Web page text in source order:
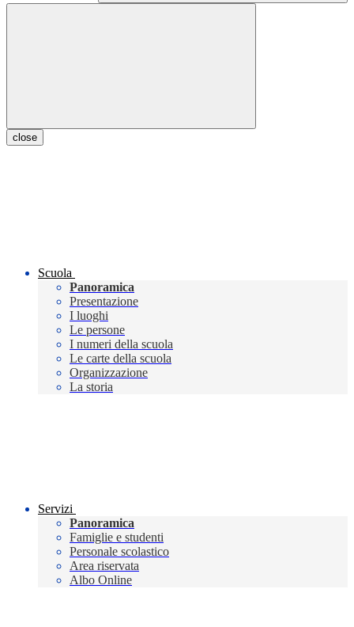
close
Scuola
Panoramica
Presentazione
I luoghi
Le persone
I numeri della scuola
Le carte della scuola
Organizzazione
La storia
Servizi
Panoramica
Famiglie e studenti
Personale scolastico
Area riservata
Albo Online